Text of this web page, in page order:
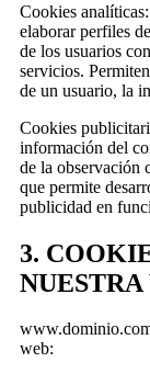
Cookies
elaborar perfiles
de los usuarios
servicios.
de un usuario, la
Cookies
información del
de la observación
que permite
publicidad en
3.
web: